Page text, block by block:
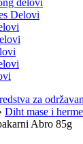
delovi
Delovi
za
Diht mase i
Abro 85g